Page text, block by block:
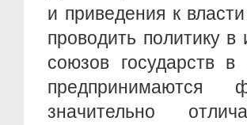
и приведения к
проводить политику в
союзов государств в
значительно